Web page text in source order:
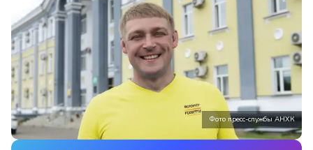
Фото пресс-службы АНХК